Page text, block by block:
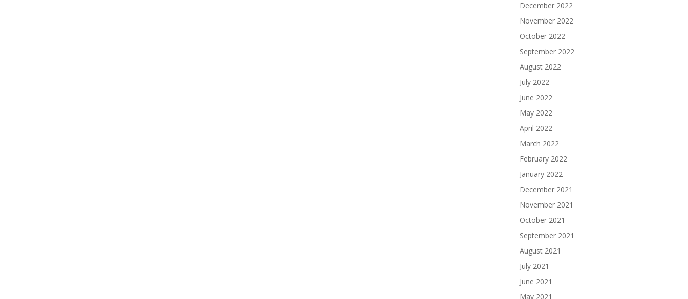
December 2022
November 2022
October 2022
September 2022
August 2022
July 2022
June 2022
May 2022
April 2022
March 2022
February 2022
January 2022
December 2021
November 2021
October 2021
September 2021
August 2021
July 2021
June 2021
May 2021